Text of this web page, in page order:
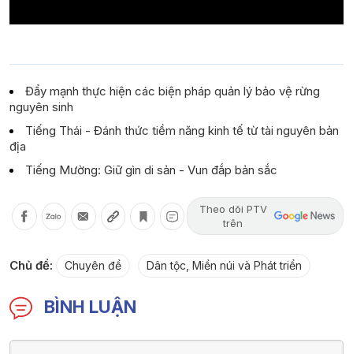
Đẩy mạnh thực hiện các biện pháp quản lý bảo vệ rừng
nguyên sinh
Tiếng Thái - Đánh thức tiềm năng kinh tế từ tài nguyên bản
địa
Tiếng Mường: Giữ gìn di sản - Vun đắp bản sắc
Theo dõi PTV
trên
Chủ đề: Chuyên đề Dân tộc, Miền núi và Phát triển
BÌNH LUẬN